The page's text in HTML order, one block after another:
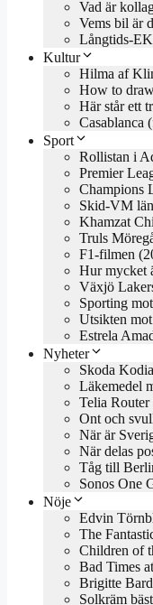
Vad är
Vems bil är
Långtids-
Kultur
Hilma af
How to
Här står ett
Casablanca
Sport
Rollistan i
Premier
Champions
Skid-VM
Khamzat
Truls
F1-filmen
Hur mycket
Växjö
Sporting
Utsikten
Estrela
Nyheter
Skoda
Läkemedel
Telia
Ont och
När är
När delas
Tåg till
Sonos One
Nöje
Edvin
The
Children of
Bad Times
Brigitte
Solkräm